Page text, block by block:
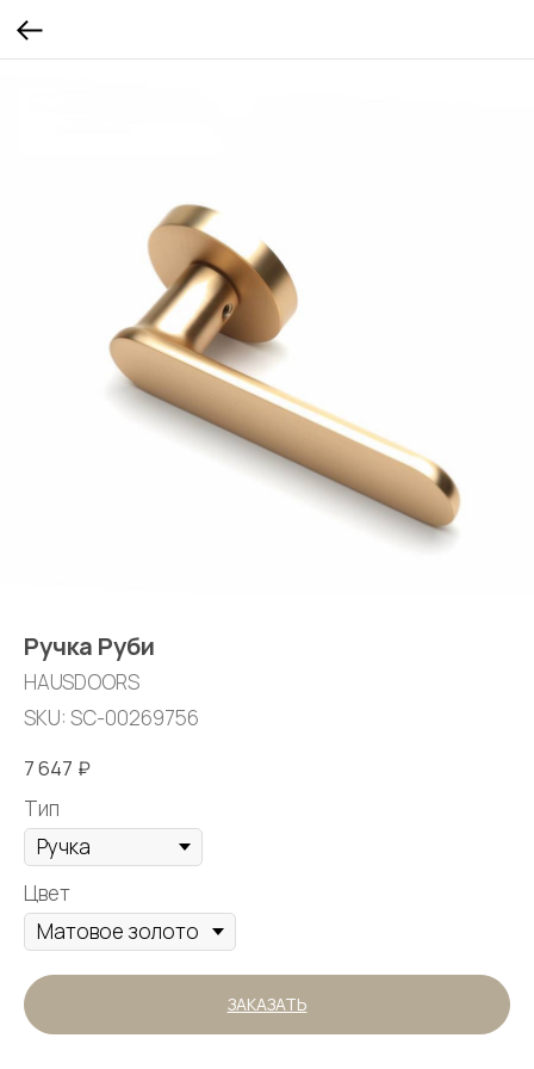
Ручка Руби
HAUSDOORS
SKU: SC-00269756
7 647 ₽
Тип
Цвет
ЗАКАЗАТЬ